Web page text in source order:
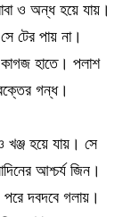
ও অন্ধ হয়ে যায়।
টের পায় না।
কাগজ হাতে। পলাশ
গন্ধ।
খঞ্জ হয়ে যায়। সে
আশ্চর্য জিন।
দবদবে গলায়।